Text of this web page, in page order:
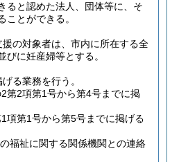
ると認めた法人、団体等に、そ
ことができる。
の対象者は、市内に所在する全
びに妊産婦等とする。
る業務を行う。
第2項第1号から第4号までに掲
項第1号から第5号までに掲げる
福祉に関する関係機関との連絡